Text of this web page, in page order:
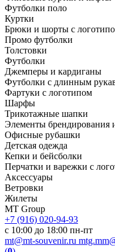
Футболки поло
Куртки
Брюки и шорты с
Промо футболки
Толстовки
Футболки
Джемперы и кардиганы
Футболки с длинным
Фартуки с логотипом
Шарфы
Трикотажные шапки
Элементы брендирования
Офисные рубашки
Детская одежда
Кепки и бейсболки
Перчатки и варежки с
Аксессуары
Ветровки
Жилеты
MT Group
+7 (916) 020-94-93
с 10:00 до 18:00 пн-пт
mt@mt-souvenir.ru